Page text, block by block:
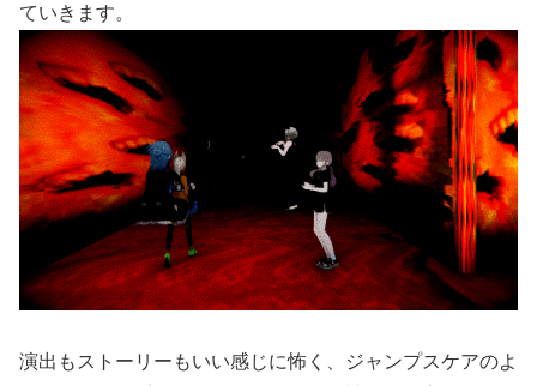
ていきます。
演出もストーリーもいい感じに怖く、ジャンプスケアのよ